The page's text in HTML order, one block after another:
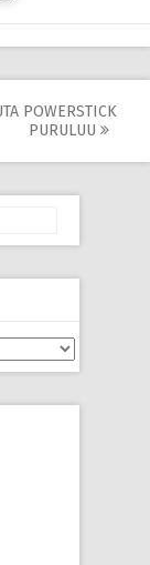
POWERSTICK
PURULUU